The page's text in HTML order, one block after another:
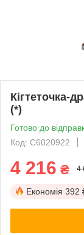
Кігтеточка-
(*)
Готово до
Код: C6020922
4 216 ₴ 4
Економія 392